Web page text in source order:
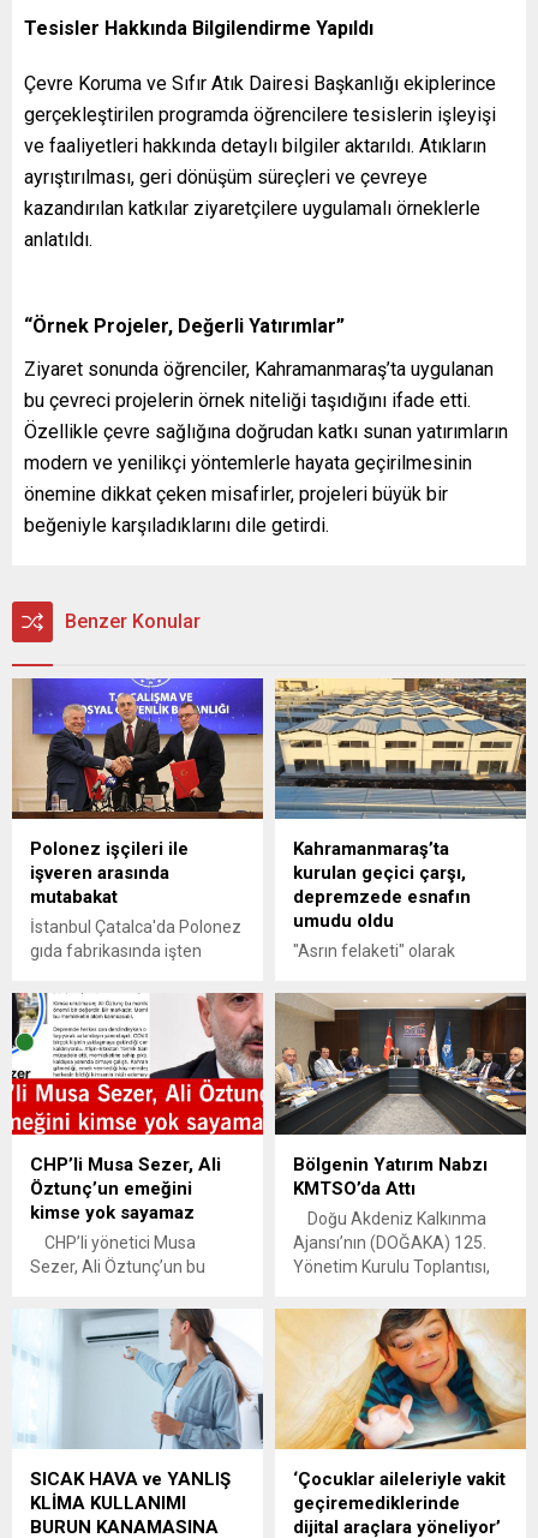
Tesisler Hakkında Bilgilendirme Yapıldı
Çevre Koruma ve Sıfır Atık Dairesi Başkanlığı ekiplerince
gerçekleştirilen programda öğrencilere tesislerin işleyişi
ve faaliyetleri hakkında detaylı bilgiler aktarıldı. Atıkların
ayrıştırılması, geri dönüşüm süreçleri ve çevreye
kazandırılan katkılar ziyaretçilere uygulamalı örneklerle
anlatıldı.
“Örnek Projeler, Değerli Yatırımlar”
Ziyaret sonunda öğrenciler, Kahramanmaraş’ta uygulanan
bu çevreci projelerin örnek niteliği taşıdığını ifade etti.
Özellikle çevre sağlığına doğrudan katkı sunan yatırımların
modern ve yenilikçi yöntemlerle hayata geçirilmesinin
önemine dikkat çeken misafirler, projeleri büyük bir
beğeniyle karşıladıklarını dile getirdi.
Benzer Konular
Polonez işçileri ile
işveren arasında
mutabakat
İstanbul Çatalca'da Polonez
gıda fabrikasında işten
arasında, Çalışma ve Sosyal
Güvenlik Bakanlığı ev
sahipliğinde ortak
mutabakat imzalandı.
Bakan Vedat Işıkhan,
İşçilerimizin kıdem
tazminatları ve boşta geçen
sürelerle ilgili tüm hakları
işveren tarafından
karşılanacaktır dedi.
Kahramanmaraş’ta
kurulan geçici çarşı,
depremzede esnafın
umudu oldu
"Asrın felaketi" olarak
depremlerin merkez üssü
Kahramanmaraş'ta,
işletmeleri rezerv alanda
kalan 240 esnaf için
kurulumuna başlanan geçici
çarşıda sona gelindi.
CHP’li Musa Sezer, Ali
Öztunç’un emeğini
kimse yok sayamaz
CHP’li yönetici Musa
Sezer, Ali Öztunç’un bu
sokağında, ayak izi ve emeği
var”dedi. CHP Elbistan İlçe
Başkanlığı Yönetim Kurulu
Üyesi Musa Sezer, son
günlerde kamuoyunda
hakkında çeşitli eleştiriler
Kahramanmaraş Milletvekili
Ali Öztunç’a sosyal medya
üzerinden yayımladığı
Bölgenin Yatırım Nabzı
KMTSO’da Attı
Doğu Akdeniz Kalkınma
Ajansı’nın (DOĞAKA) 125.
Yönetim Kurulu Toplantısı,
kalkınma gündemini ele
almak üzere
Kahramanmaraş Ticaret ve
Sanayi Odası (KMTSO) ev
sahipliğinde gerçekleştirildi.
Kahramanmaraş Valisi
başkanlığında düzenlenen
toplantıya; Osmaniye Valisi
Mehmet Fatih Serdengeçti,
SICAK HAVA ve YANLIŞ
KLİMA KULLANIMI
BURUN KANAMASINA
‘Çocuklar aileleriyle vakit
geçiremediklerinde
dijital araçlara yöneliyor’